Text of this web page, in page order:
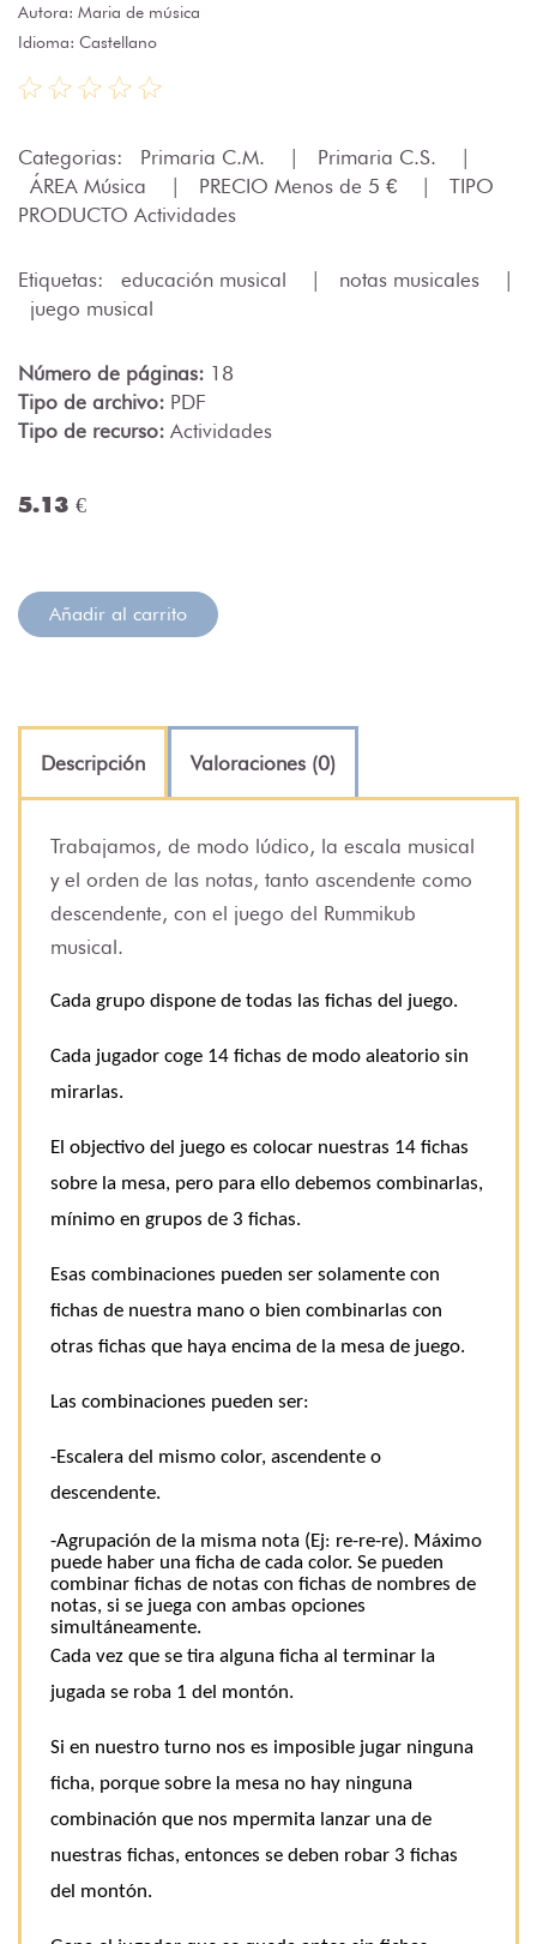
Autora: Maria de música
Idioma: Castellano
Categorias: Primaria C.M. | Primaria C.S.
|
ÁREA Música
| PRECIO Menos de 5 € |
TIPO
PRODUCTO Actividades
Etiquetas: educación musical | notas musicales
|
juego musical
Número de páginas: 18
Tipo de archivo: PDF
Tipo de recurso: Actividades
5.13 €
Añadir al carrito
Descripción Valoraciones (0)
Trabajamos, de modo lúdico, la escala musical
y el orden de las notas, tanto ascendente como
descendente, con el juego del Rummikub
musical.
Cada grupo dispone de todas las fichas del juego.
Cada jugador coge 14 fichas de modo aleatorio sin
mirarlas.
El objectivo del juego es colocar nuestras 14 fichas
sobre la mesa, pero para ello debemos combinarlas,
mínimo en grupos de 3 fichas.
Esas combinaciones pueden ser solamente con
fichas de nuestra mano o bien combinarlas con
otras fichas que haya encima de la mesa de juego.
Las combinaciones pueden ser:
-Escalera del mismo color, ascendente o
descendente.
-Agrupación de la misma nota (Ej: re-re-re). Máximo
puede haber una ficha de cada color. Se pueden
combinar fichas de notas con fichas de nombres de
notas, si se juega con ambas opciones
simultáneamente.
Cada vez que se tira alguna ficha al terminar la
jugada se roba 1 del montón.
Si en nuestro turno nos es imposible jugar ninguna
ficha, porque sobre la mesa no hay ninguna
combinación que nos mpermita lanzar una de
nuestras fichas, entonces se deben robar 3 fichas
del montón.